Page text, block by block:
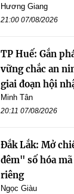
Hương Giang
21:00 07/08/2026
TP Huế: Gắn
vững chắc an
giai đoạn hội
Minh Tân
20:11 07/08/2026
Đắk Lắk: Mở
đêm" số hóa
riêng
Ngọc Giàu